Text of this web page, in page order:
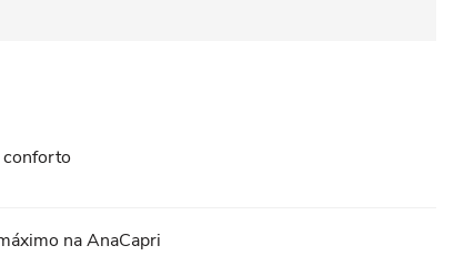
conforto
na AnaCapri